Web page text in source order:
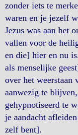
zonder iets te
waren en je jezelf
Jezus was aan het
vallen voor de
en die] hier en nu
als menselijke
over het weerstaan
aanwezig te
gehypnotiseerd te
je aandacht
zelf bent].